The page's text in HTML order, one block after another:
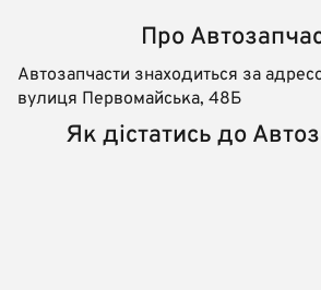
Про
Автозапчасти знаходиться за
вулиця Первомайська, 48Б
Як дістатись до